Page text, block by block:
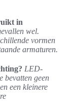
in
wel.
vormen
armaturen.
LED-
bevatten geen
een kleinere